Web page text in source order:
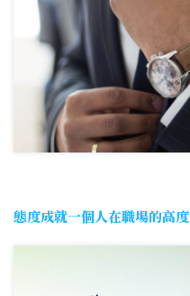
態度成就一個人在職場的高度